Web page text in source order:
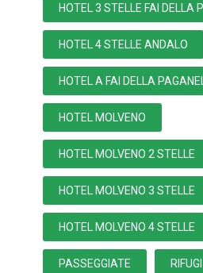
HOTEL 3 STELLE FAI DELLA
HOTEL 4 STELLE ANDALO
HOTEL A FAI DELLA
HOTEL MOLVENO
HOTEL MOLVENO 2 STELLE
HOTEL MOLVENO 3 STELLE
HOTEL MOLVENO 4 STELLE
PASSEGGIATE